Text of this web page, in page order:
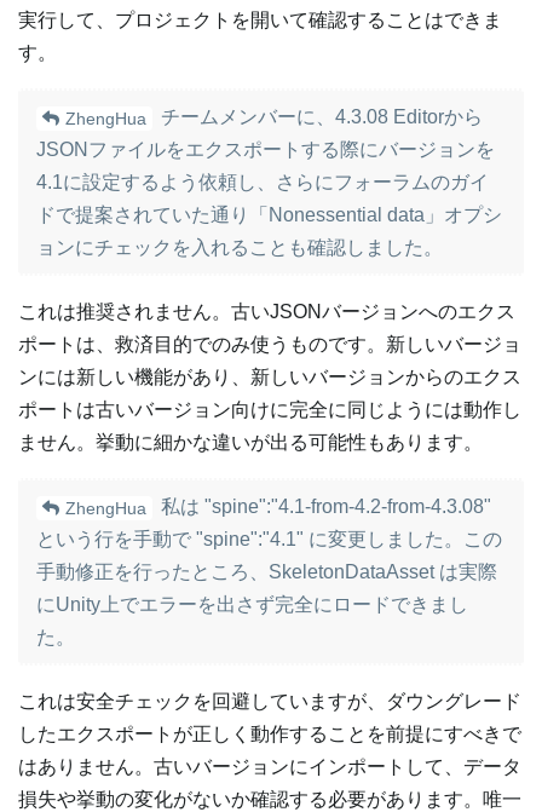
実行して、プロジェクトを開いて確認することはできま
す。
ZhengHua
チームメンバーに、4.3.08 Editorから
JSONファイルをエクスポートする際にバージョンを
4.1に設定するよう依頼し、さらにフォーラムのガイ
ドで提案されていた通り「Nonessential data」オプシ
ョンにチェックを入れることも確認しました。
これは推奨されません。古いJSONバージョンへのエクス
ポートは、救済目的でのみ使うものです。新しいバージョ
ンには新しい機能があり、新しいバージョンからのエクス
ポートは古いバージョン向けに完全に同じようには動作し
ません。挙動に細かな違いが出る可能性もあります。
ZhengHua
私は "spine":"4.1-from-4.2-from-4.3.08"
という行を手動で "spine":"4.1" に変更しました。この
手動修正を行ったところ、SkeletonDataAsset は実際
にUnity上でエラーを出さず完全にロードできまし
た。
これは安全チェックを回避していますが、ダウングレード
したエクスポートが正しく動作することを前提にすべきで
はありません。古いバージョンにインポートして、データ
損失や挙動の変化がないか確認する必要があります。唯一